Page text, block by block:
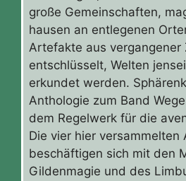
große Gemeinschaften,
hausen an entlegenen
Artefakte aus vergangener
entschlüsselt, Welten
erkundet werden.
Anthologie zum Band
dem Regelwerk für die
Die vier hier versammelten
beschäftigen sich mit den
Gildenmagie und des